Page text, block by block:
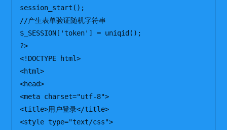
session_start();
//产生表单验证随机字符串
$_SESSION['token'] = uniqid();
?>
<!DOCTYPE html>
<html>
<head>
<meta charset="utf-8">
<title>用户登录</title>
<style type="text/css">